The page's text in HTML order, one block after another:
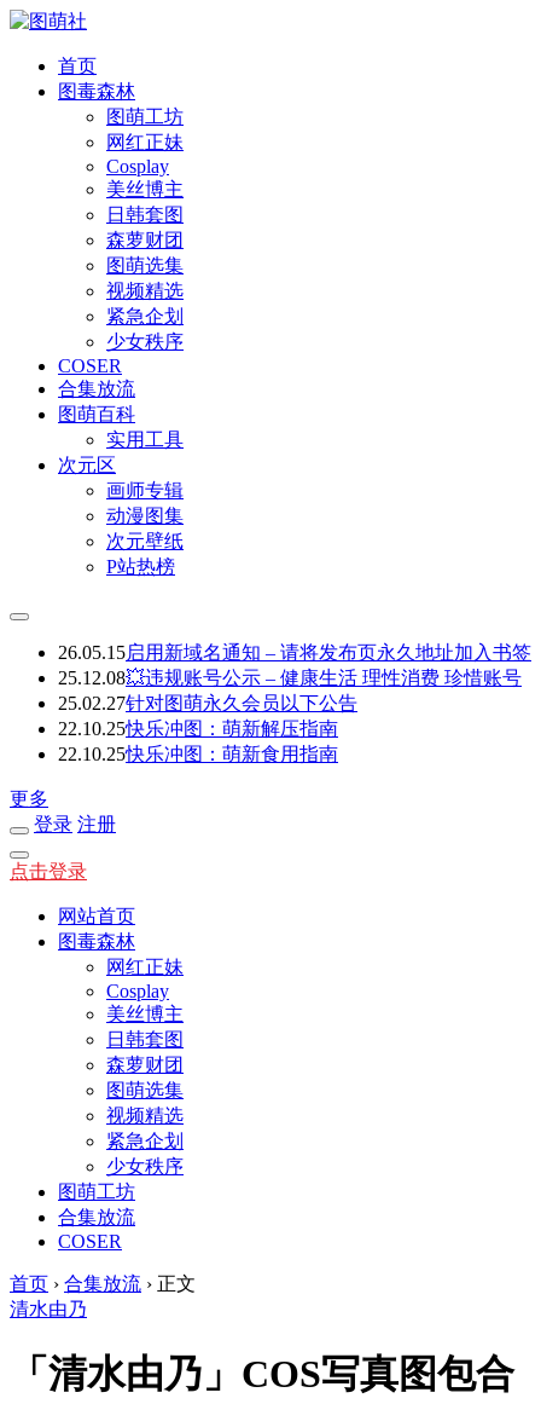
首页
图毒森林
图萌工坊
网红正妹
Cosplay
美丝博主
日韩套图
森萝财团
图萌选集
视频精选
紧急企划
少女秩序
COSER
合集放流
图萌百科
实用工具
次元区
画师专辑
动漫图集
次元壁纸
P站热榜
26.05.15启用新域名通知 – 请将发布页永久地址加入书签
25.12.08💥违规账号公示 – 健康生活 理性消费 珍惜账号
25.02.27针对图萌永久会员以下公告
22.10.25快乐冲图：萌新解压指南
22.10.25快乐冲图：萌新食用指南
更多
登录 注册
点击登录
网站首页
图毒森林
网红正妹
Cosplay
美丝博主
日韩套图
森萝财团
图萌选集
视频精选
紧急企划
少女秩序
图萌工坊
合集放流
COSER
首页 › 合集放流 › 正文
清水由乃
「清水由乃」COS写真图包合